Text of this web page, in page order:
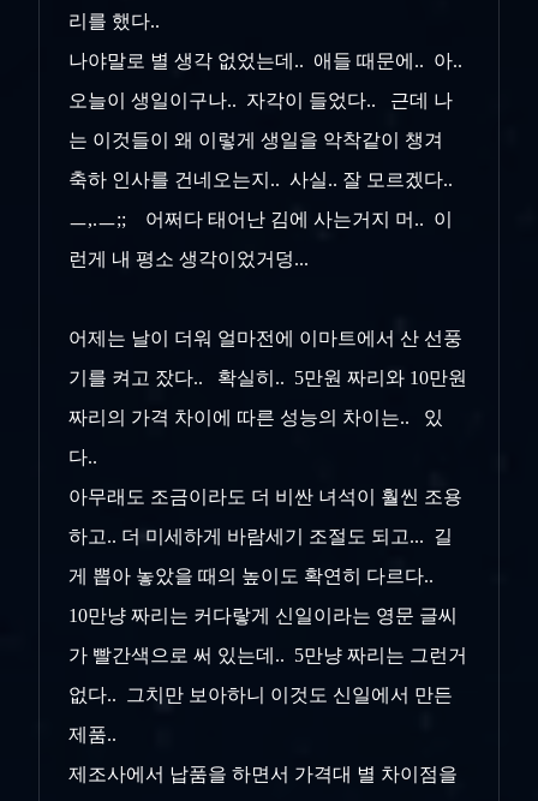
리를 했다..
나야말로 별 생각 없었는데.. 애들 때문에.. 아..
오늘이 생일이구나.. 자각이 들었다.. 근데 나
는 이것들이 왜 이렇게 생일을 악착같이 챙겨
축하 인사를 건네오는지.. 사실.. 잘 모르겠다..
ㅡ,.ㅡ;; 어쩌다 태어난 김에 사는거지 머.. 이
런게 내 평소 생각이었거덩...
어제는 날이 더워 얼마전에 이마트에서 산 선풍
기를 켜고 잤다.. 확실히.. 5만원 짜리와 10만원
짜리의 가격 차이에 따른 성능의 차이는.. 있
다..
아무래도 조금이라도 더 비싼 녀석이 훨씬 조용
하고.. 더 미세하게 바람세기 조절도 되고... 길
게 뽑아 놓았을 때의 높이도 확연히 다르다..
10만냥 짜리는 커다랗게 신일이라는 영문 글씨
가 빨간색으로 써 있는데.. 5만냥 짜리는 그런거
없다.. 그치만 보아하니 이것도 신일에서 만든
제품..
제조사에서 납품을 하면서 가격대 별 차이점을